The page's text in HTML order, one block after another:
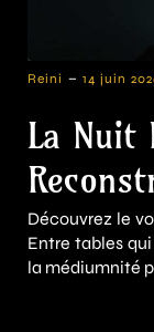
Reini - 14 juin
La Nuit
Découvrez le
Entre tables
la médiumnité